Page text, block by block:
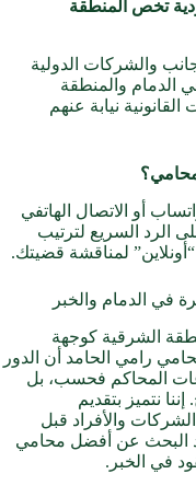
تخص المنطقة
والشركات الدولية
الدمام والمنطقة
القانونية نيابة عنهم
أو الاتصال الهاتفي
الرد السريع لترتيب
لمناقشة قضيتك.
في الدمام والخبر
الشرقية كوجهة
رامي الحامد أن الدور
المحاكم فحسب، بل
نتميز بتقديم
والأفراد قبل
البحث عن أفضل محامي
في الخبر.